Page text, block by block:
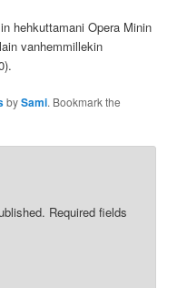
hehkuttamani Opera Minin
vanhemmillekin
bySami. Bookmark the
Required fields